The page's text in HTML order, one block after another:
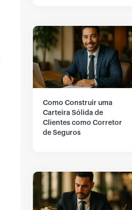
Como Construir uma
Carteira Sólida de
Clientes como Corretor
de Seguros